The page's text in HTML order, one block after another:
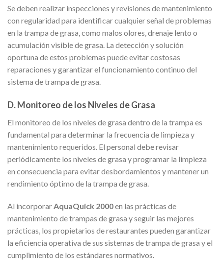
Se deben realizar inspecciones y revisiones de mantenimiento
con regularidad para identificar cualquier señal de problemas
en la trampa de grasa, como malos olores, drenaje lento o
acumulación visible de grasa. La detección y solución
oportuna de estos problemas puede evitar costosas
reparaciones y garantizar el funcionamiento continuo del
sistema de trampa de grasa.
D. Monitoreo de los Niveles de Grasa
El monitoreo de los niveles de grasa dentro de la trampa es
fundamental para determinar la frecuencia de limpieza y
mantenimiento requeridos. El personal debe revisar
periódicamente los niveles de grasa y programar la limpieza
en consecuencia para evitar desbordamientos y mantener un
rendimiento óptimo de la trampa de grasa.
Al incorporarAquaQuick 2000en las prácticas de
mantenimiento de trampas de grasa y seguir las mejores
prácticas, los propietarios de restaurantes pueden garantizar
la eficiencia operativa de sus sistemas de trampa de grasa y el
cumplimiento de los estándares normativos.